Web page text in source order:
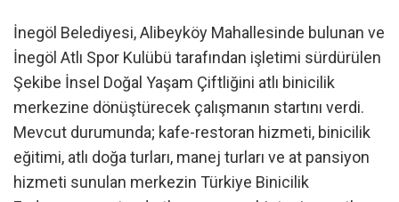
İnegöl Belediyesi, Alibeyköy Mahallesinde bulunan ve
İnegöl Atlı Spor Kulübü tarafından işletimi sürdürülen
Şekibe İnsel Doğal Yaşam Çiftliğini atlı binicilik
merkezine dönüştürecek çalışmanın startını verdi.
Mevcut durumunda; kafe-restoran hizmeti, binicilik
eğitimi, atlı doğa turları, manej turları ve at pansiyon
hizmeti sunulan merkezin Türkiye Binicilik